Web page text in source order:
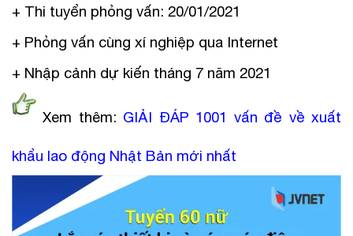
+ Thi tuyển phỏng vấn: 20/01/2021
+ Phỏng vấn cùng xí nghiệp qua Internet
+ Nhập cảnh dự kiến tháng 7 năm 2021
Xem thêm: GIẢI ĐÁP 1001 vấn đề về xuất
khẩu lao động Nhật Bản mới nhất